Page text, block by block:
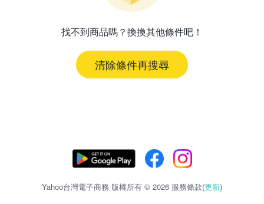
找不到商品嗎？換換其他條件吧！
清除條件再搜尋
Yahoo台灣電子商務 版權所有 © 2026 服務條款(更新)